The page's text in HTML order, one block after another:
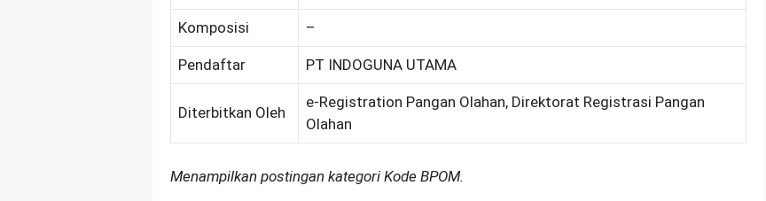
Komposisi –
Pendaftar PT INDOGUNA UTAMA
Diterbitkan Oleh
e-Registration Pangan Olahan, Direktorat Registrasi Pangan
Olahan
Menampilkan postingan kategori Kode BPOM.